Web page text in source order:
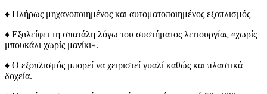
♦ Πλήρως μηχανοποιημένος και αυτοματοποιημένος εξοπλισμός
♦ Εξαλείφει τη σπατάλη λόγω του συστήματος λειτουργίας «χωρίς
μπουκάλι χωρίς μανίκι».
♦ Ο εξοπλισμός μπορεί να χειριστεί γυαλί καθώς και πλαστικά
δοχεία.